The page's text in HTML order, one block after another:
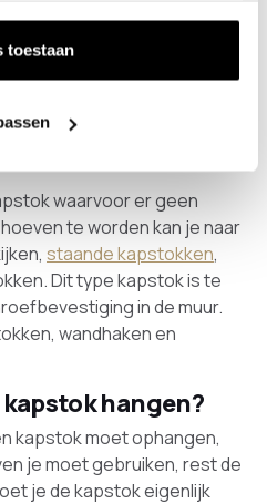
toestaan
ophangen zonder te boren is
daarvoor ontworpen
met een
hebben wij getest
waarvoor er geen
te worden kan je naar
staande kapstokken,
Dit type kapstok is te
in de muur.
wandhaken en
hangen?
kapstok moet ophangen,
je moet gebruiken, rest de
je de kapstok eigenlijk